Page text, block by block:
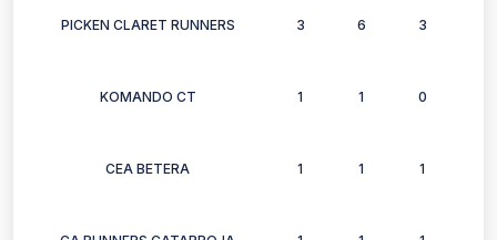
PICKEN CLARET RUNNERS 3 6 3
KOMANDO CT 1 1 0
CEA BETERA 1 1 1